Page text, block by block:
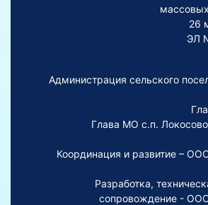
26
ЭЛ
Администрация сельского
Глава МО с.п.
Координация и развитие –
Разработка,
сопровождение -